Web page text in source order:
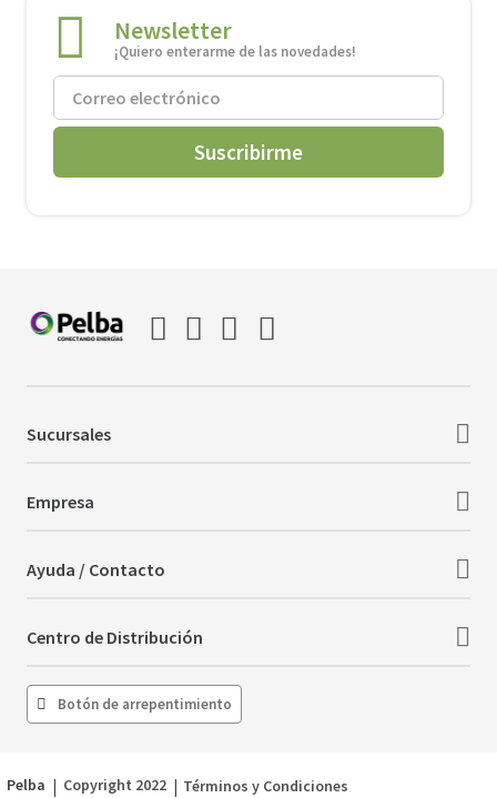
Newsletter
¡Quiero enterarme de las novedades!
Suscribirme
Sucursales
Empresa
Ayuda / Contacto
Centro de Distribución
Botón de arrepentimiento
Pelba | Copyright 2022 | Términos y Condiciones